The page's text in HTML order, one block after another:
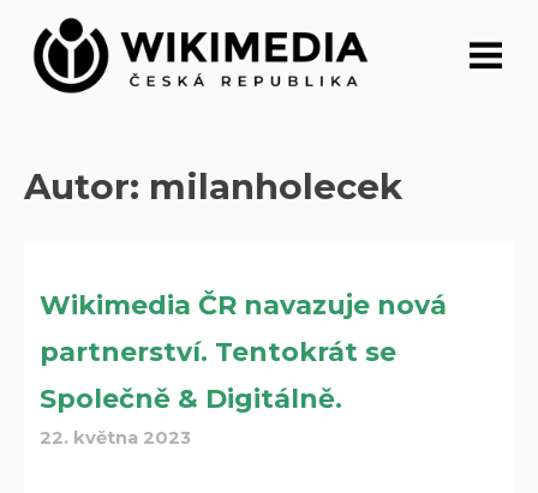
Přeskočit
obsah
Autor: milanholecek
Wikimedia ČR navazuje nová
partnerství. Tentokrát se
Společně & Digitálně.
22. května 2023